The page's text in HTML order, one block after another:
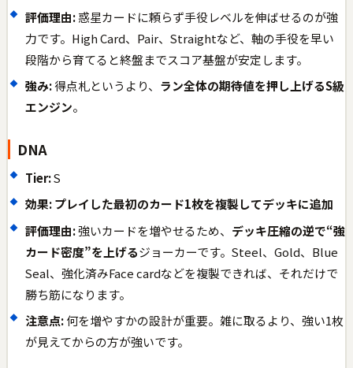
評価理由:惑星カードに頼らず手役レベルを伸ばせるのが強
力です。High Card、Pair、Straightなど、軸の手役を早い
段階から育てると終盤までスコア基盤が安定します。
強み:得点札というより、 ラン全体の期待値を押し上げるS級
エンジン。
DNA
Tier:S
効果:プレイした最初のカード1枚を複製してデッキに追加
評価理由:強いカードを増やせるため、 デッキ圧縮の逆で“強
カード密度”を上げるジョーカーです。Steel、Gold、Blue
Seal、強化済みFace cardなどを複製できれば、それだけで
勝ち筋になります。
注意点:何を増やすかの設計が重要。雑に取るより、強い1枚
が見えてからの方が強いです。